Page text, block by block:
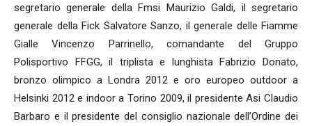
segretario generale della Fmsi Maurizio Galdi, il segretario
generale della Fick Salvatore Sanzo, il generale delle Fiamme
Gialle Vincenzo Parrinello, comandante del Gruppo
Polisportivo FFGG, il triplista e lunghista Fabrizio Donato,
bronzo olimpico a Londra 2012 e oro europeo outdoor a
Helsinki 2012 e indoor a Torino 2009, il presidente Asi Claudio
Barbaro e il presidente del consiglio nazionale dell’Ordine dei